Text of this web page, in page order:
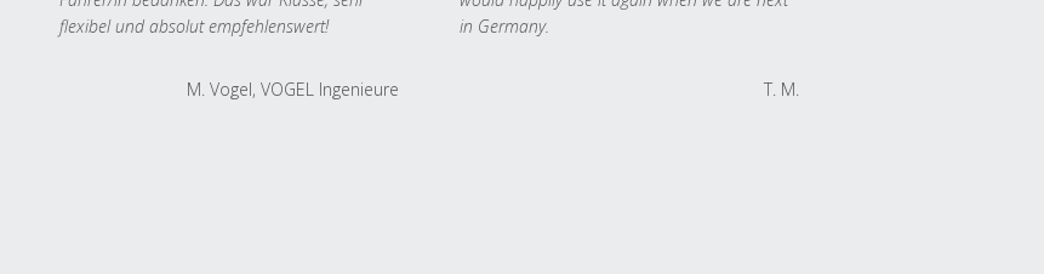
flexibel und absolut empfehlenswert!
M. Vogel, VOGEL Ingenieure
in Germany.
T. M.